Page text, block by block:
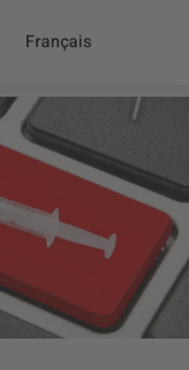
Français